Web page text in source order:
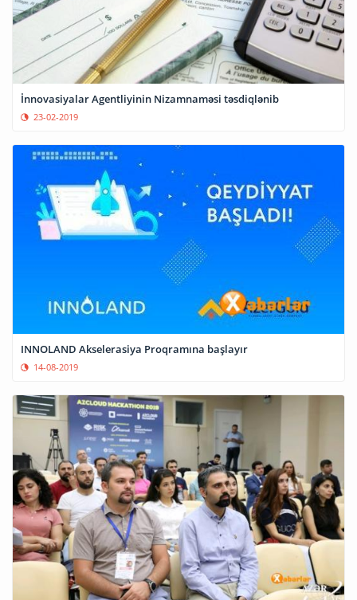
İnnovasiyalar Agentliyinin Nizamnaməsi təsdiqlənib
23-02-2019
INNOLAND Akselerasiya Proqramına başlayır
14-08-2019